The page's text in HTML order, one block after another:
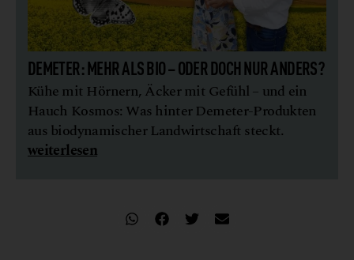
DEMETER: MEHR ALS BIO – ODER DOCH NUR ANDERS?
Kühe mit Hörnern, Äcker mit Gefühl – und ein
Hauch Kosmos: Was hinter Demeter-Produkten
aus biodynamischer Landwirtschaft steckt.
weiterlesen